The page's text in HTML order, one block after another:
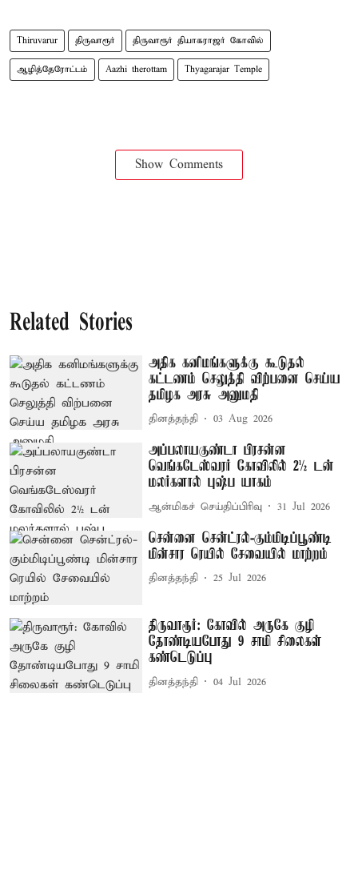
Thiruvarur திருவாரூர் திருவாரூர் தியாகராஜர் கோவில்
ஆழித்தேரோட்டம் Aazhi therottam Thyagarajar Temple
Show Comments
Related Stories
அதிக கனிமங்களுக்கு கூடுதல்
கட்டணம் செலுத்தி விற்பனை செய்ய
தமிழக அரசு அனுமதி
தினத்தந்தி 03 Aug 2026
அப்பலாயகுண்டா பிரசன்ன
வெங்கடேஸ்வரர் கோவிலில் 2½ டன்
மலர்களால் புஷ்ப யாகம்
ஆன்மிகச் செய்திப்பிரிவு 31 Jul 2026
சென்னை சென்ட்ரல்-கும்மிடிப்பூண்டி
மின்சார ரெயில் சேவையில் மாற்றம்
தினத்தந்தி 25 Jul 2026
திருவாரூர்: கோவில் அருகே குழி
தோண்டியபோது 9 சாமி சிலைகள்
கண்டெடுப்பு
தினத்தந்தி 04 Jul 2026